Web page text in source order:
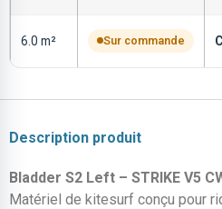
6.0 m² Sur commande
Description produit
Bladder S2 Left – STRIKE V5
Matériel de kitesurf conçu pour